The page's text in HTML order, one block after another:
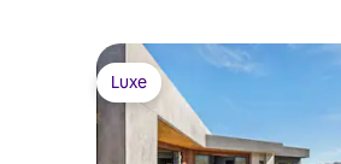
Luxe
Luxe